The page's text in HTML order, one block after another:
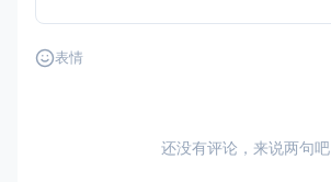
表情
还没有评论，来说两句吧